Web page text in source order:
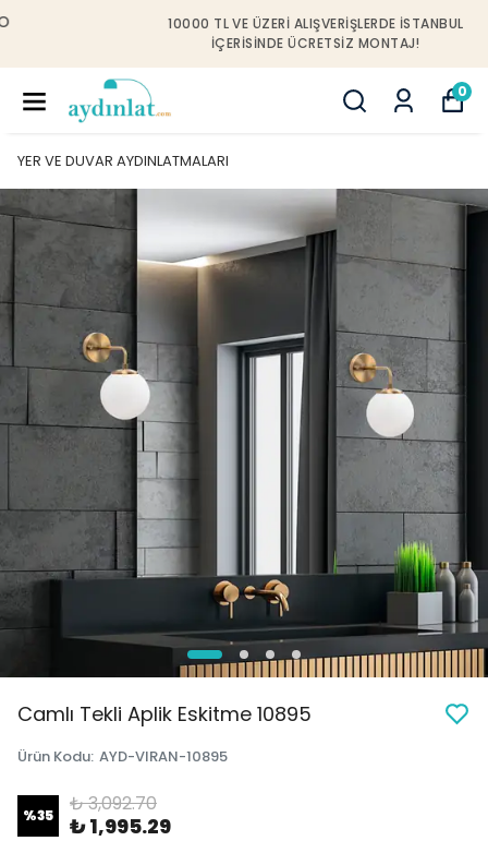
10000 TL VE ÜZERI ALIŞVERIŞLERDE İSTANBUL
IÇERISINDE ÜCRETSIZ MONTAJ!
0
YER VE DUVAR AYDINLATMALARI
Camlı Tekli Aplik Eskitme 10895
Ürün Kodu: AYD-VIRAN-10895
%35 ₺ 3,092.70
₺ 1,995.29